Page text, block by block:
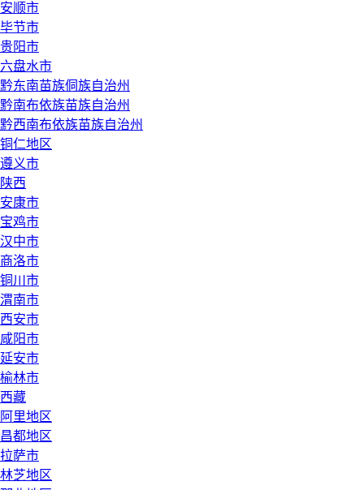
安顺市
毕节市
贵阳市
六盘水市
黔东南苗族侗族自治州
黔南布依族苗族自治州
黔西南布依族苗族自治州
铜仁地区
遵义市
陕西
安康市
宝鸡市
汉中市
商洛市
铜川市
渭南市
西安市
咸阳市
延安市
榆林市
西藏
阿里地区
昌都地区
拉萨市
林芝地区